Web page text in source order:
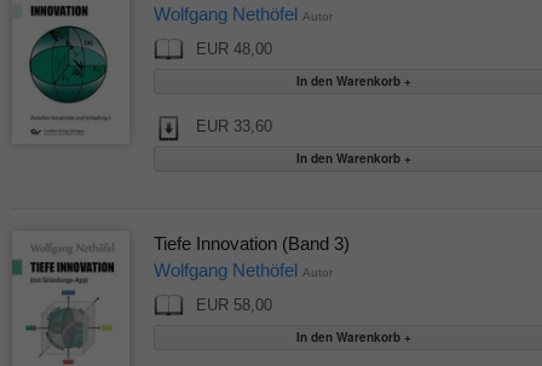
Wolfgang Nethöfel Autor
EUR 48,00
EUR 33,60
Tiefe Innovation (Band 3)
Wolfgang Nethöfel Autor
EUR 58,00